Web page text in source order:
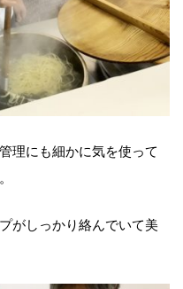
理にも細かに気を使って
がしっかり絡んでいて美